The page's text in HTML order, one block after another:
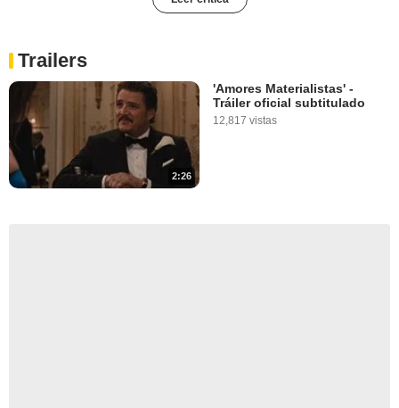
Trailers
2:26
'Amores Materialistas' -
Tráiler oficial subtitulado
12,817 vistas